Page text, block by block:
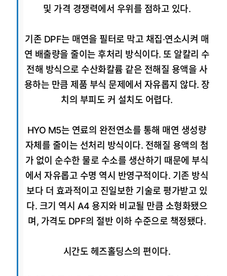
및 가격 경쟁력에서 우위를 점하고 있다.
기존 DPF는 매연을 필터로 막고 채집·연소시켜 매
연 배출량을 줄이는 후처리 방식이다. 또 알칼리 수
전해 방식으로 수산화칼륨 같은 전해질 용액을 사
용하는 만큼 제품 부식 문제에서 자유롭지 않다. 장
치의 부피도 커 설치도 어렵다.
HYO M5는 연료의 완전연소를 통해 매연 생성량
자체를 줄이는 선처리 방식이다. 전해질 용액의 첨
가 없이 순수한 물로 수소를 생산하기 때문에 부식
에서 자유롭고 수명 역시 반영구적이다. 기존 방식
보다 더 효과적이고 진일보한 기술로 평가받고 있
다. 크기 역시 A4 용지와 비교될 만큼 소형화됐으
며, 가격도 DPF의 절반 이하 수준으로 책정됐다.
시간도 헤즈홀딩스의 편이다.